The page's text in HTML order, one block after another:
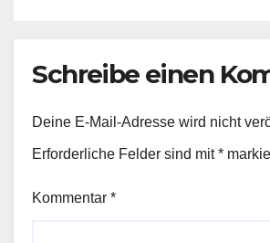
Schreibe einen
Deine E-Mail-Adresse wird nicht
Erforderliche Felder sind mit*
Kommentar *